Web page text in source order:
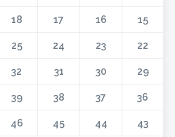
15
16
17
18
22
23
24
25
29
30
31
32
36
37
38
39
43
44
45
46